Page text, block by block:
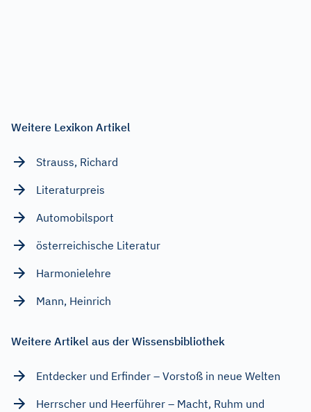
Weitere Lexikon Artikel
Strauss, Richard
Literaturpreis
Automobilsport
österreichische Literatur
Harmonielehre
Mann, Heinrich
Weitere Artikel aus der Wissensbibliothek
Entdecker und Erfinder – Vorstoß in neue Welten
Herrscher und Heerführer – Macht, Ruhm und